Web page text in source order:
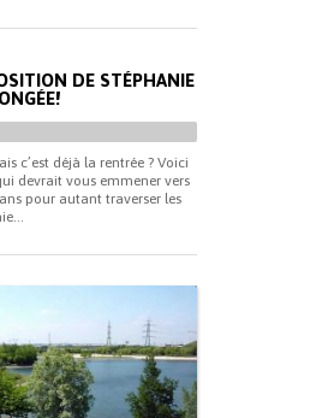
DE STÉPHANIE
c’est déjà la rentrée ? Voici
devrait vous emmener vers
pour autant traverser les